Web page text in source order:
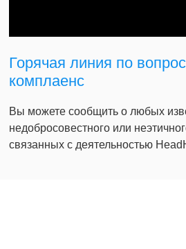
Горячая линия по
комплаенс
Вы можете сообщить о любых
недобросовестного или
связанных с деятельностью